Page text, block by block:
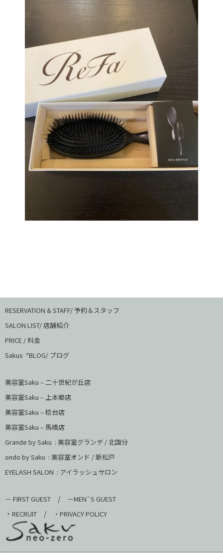
RESERVATION & STAFF/ 予約＆スタッフ
SALON LIST/ 店舗紹介
PRICE / 料金
Sakus *BLOG/ ブログ
美容室Saku – 二十世紀が丘店
美容室Saku –上本郷店
美容室Saku –稔台店
美容室Saku – 馬橋店
Grande by Saku : 美容室グランデ / 北国分
ondo by Saku : 美容室オンド / 新松戸
EYELASH SALON : アイラッシュサロン
－ FIRST GUEST / －MEN`S GUEST
・ RECRUIT / ・PRIVACY POLICY